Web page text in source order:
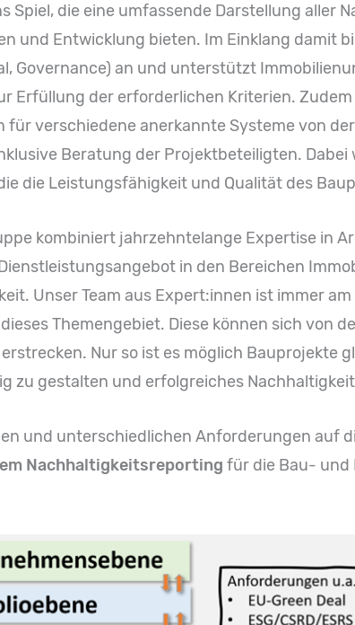
Spiel, die eine umfassende Darstellung aller
und Entwicklung bieten. Im Einklang damit
Governance) an und unterstützt
Erfüllung der erforderlichen Kriterien. Zudem
für verschiedene anerkannte Systeme von
Beratung der Projektbeteiligten. Dabei
die Leistungsfähigkeit und Qualität des
kombiniert jahrzehntelange Expertise in
in den Bereichen
Unser Team aus Expert:innen ist immer
Themengebiet. Diese können sich von
Nur so ist es möglich Bauprojekte
zu gestalten und erfolgreiches
und unterschiedlichen Anforderungen auf
Nachhaltigkeitsreporting für die Bau-